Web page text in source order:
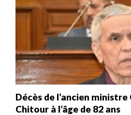
Décès de l’ancien ministre
Chitour à l’âge de 82 ans